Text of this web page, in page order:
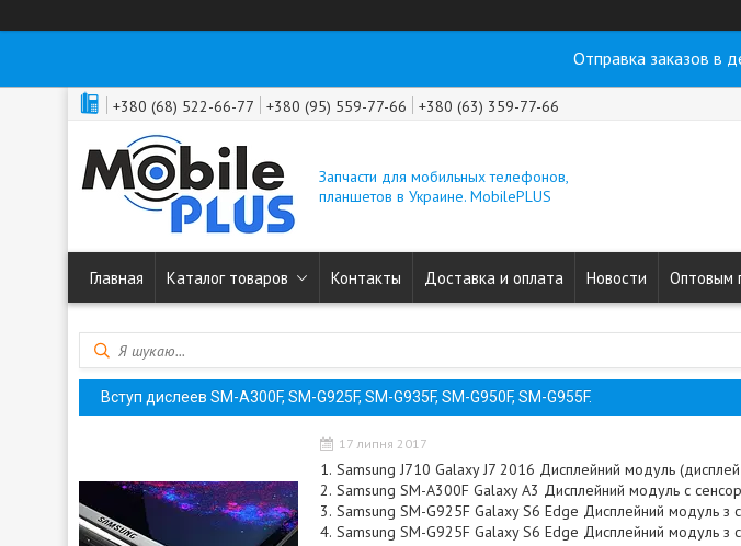
Отправка заказов в
+380 (68) 522-66-77 +380 (95) 559-77-66 +380 (63) 359-77-66
Запчасти для мобильных телефонов,
планшетов в Украине. MobilePLUS
Главная Каталог товаров Контакты Доставка и оплата Новости Оптовым
Вступ дислеев SM-A300F, SM-G925F, SM-G935F, SM-G950F, SM-G955F.
17 липня 2017
Samsung J710 Galaxy J7 2016 Дисплейний модуль
Samsung SM-A300F Galaxy A3 Дисплейний модуль c
Samsung SM-G925F Galaxy S6 Edge Дисплейний модуль з
Samsung SM-G925F Galaxy S6 Edge Дисплейний модуль з